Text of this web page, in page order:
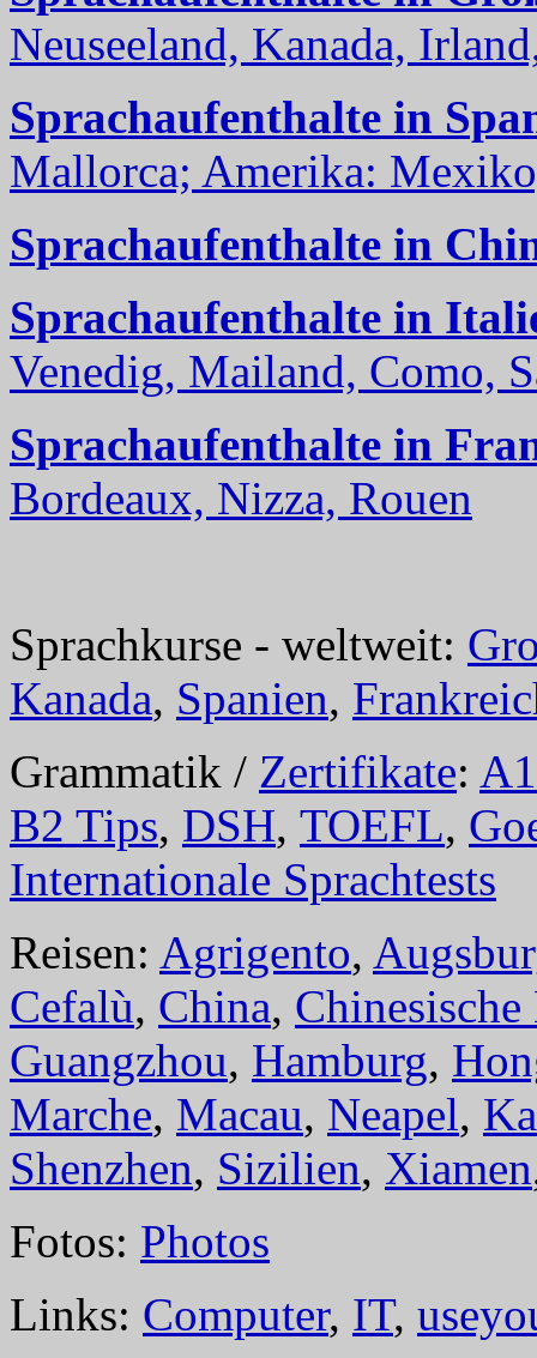
Neuseeland, Kanada,
Sprachaufenthalte in
Mallorca; Amerika:
Sprachaufenthalte in
Sprachaufenthalte in
Venedig, Mailand, Como,
Sprachaufenthalte in
Bordeaux, Nizza, Rouen
Sprachkurse - weltweit:
Kanada, Spanien,
Grammatik / Zertifikate: A1
B2 Tips, DSH, TOEFL,
Internationale Sprachtests
Reisen: Agrigento,
Cefalù, China, Chinesische
Guangzhou, Hamburg,
Marche, Macau, Neapel,
Shenzhen, Sizilien, Xiamen
Fotos: Photos
Links: Computer, IT,